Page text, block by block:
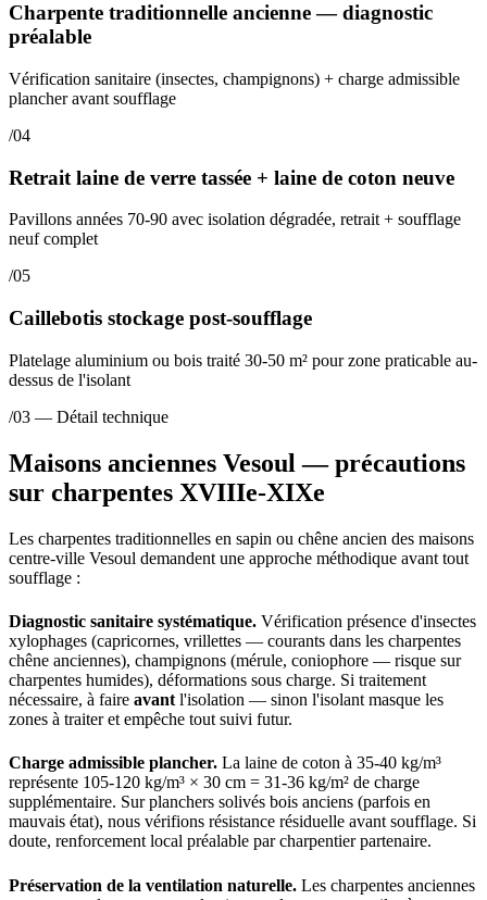
Charpente traditionnelle ancienne — diagnostic
préalable
Vérification sanitaire (insectes, champignons) + charge admissible
plancher avant soufflage
/04
Retrait laine de verre tassée + laine de coton neuve
Pavillons années 70-90 avec isolation dégradée, retrait + soufflage
neuf complet
/05
Caillebotis stockage post-soufflage
Platelage aluminium ou bois traité 30-50 m² pour zone praticable au-
dessus de l'isolant
/03 — Détail technique
Maisons anciennes Vesoul — précautions
sur charpentes XVIIIe-XIXe
Les charpentes traditionnelles en sapin ou chêne ancien des maisons
centre-ville Vesoul demandent une approche méthodique avant tout
soufflage :
Diagnostic sanitaire systématique. Vérification présence d'insectes
xylophages (capricornes, vrillettes — courants dans les charpentes
chêne anciennes), champignons (mérule, coniophore — risque sur
charpentes humides), déformations sous charge. Si traitement
nécessaire, à faire avant l'isolation — sinon l'isolant masque les
zones à traiter et empêche tout suivi futur.
Charge admissible plancher. La laine de coton à 35-40 kg/m³
représente 105-120 kg/m³ × 30 cm = 31-36 kg/m² de charge
supplémentaire. Sur planchers solivés bois anciens (parfois en
mauvais état), nous vérifions résistance résiduelle avant soufflage. Si
doute, renforcement local préalable par charpentier partenaire.
Préservation de la ventilation naturelle. Les charpentes anciennes